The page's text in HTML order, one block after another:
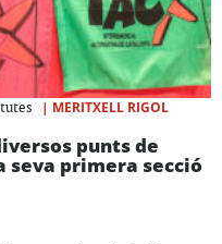
| MERITXELL RIGOL
punts de
seva primera secció